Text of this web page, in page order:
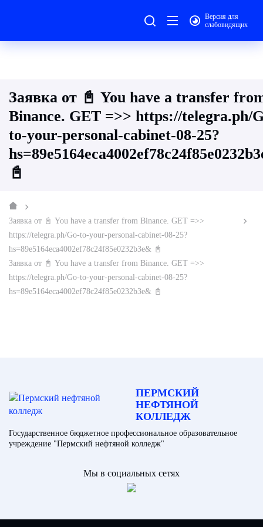
Версия для
слабовидящих
Заявка от 📓 You have a transfer
Binance. GЕТ =>> https://telegra.ph/
to-your-personal-cabinet-08-25?
📓
Заявка от 📓 You have a transfer from Binance. GЕТ =>>
https://telegra.ph/Go-to-your-personal-cabinet-08-25?
hs=89e5164eca4002ef78c24f85e0232b3e& 📓
Заявка от 📓 You have a transfer from Binance. GЕТ =>>
https://telegra.ph/Go-to-your-personal-cabinet-08-25?
hs=89e5164eca4002ef78c24f85e0232b3e& 📓
ПЕРМСКИЙ
НЕФТЯНОЙ
КОЛЛЕДЖ
Государственное бюджетное профессиональное образовательное
учреждение "Пермский нефтяной колледж"
Мы в социальных сетях